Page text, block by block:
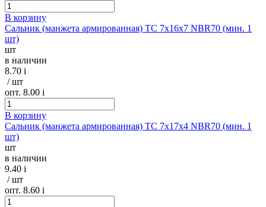
В корзину
Сальник (манжета армированная) TC 7х16х7 NBR70 (мин. 1
шт)
шт
в наличии
8.70 i
/ шт
опт. 8.00 i
В корзину
Сальник (манжета армированная) TC 7х17х4 NBR70 (мин. 1
шт)
шт
в наличии
9.40 i
/ шт
опт. 8.60 i